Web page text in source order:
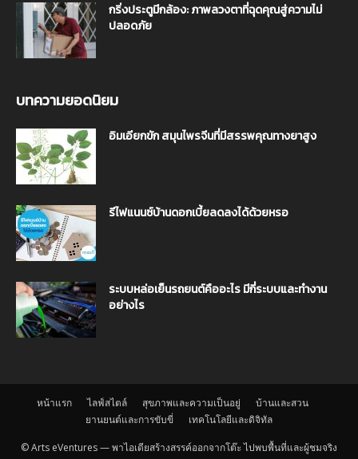
กริ่งประตูมีกล้อง: ภาพลวงตาที่ฉุดคุณสู่ความไม่
ปลอดภัย
บทความยอดนิยม
อิมเอียกขัก สมุนไพรจีนที่มีสรรพคุณทางยาสูง
รีไฟแนนซ์บ้านดอกเบี้ยลดลงได้ด้วยหรอ
ระบบหล่อเย็นรถยนต์คืออะไร มีกี่ระบบและทำงาน
อย่างไร
หน้าแรก ไลฟ์สไตล์ สุขภาพและความเป็นอยู่
บ้านและสวน
ยานยนต์และการขับขี่
เทคโนโลยีและดิจิทัล
© Arts eVentures — พาไอเดียสร้างสรรค์ออกจากโต๊ะ ไปพบพื้นที่และผู้ชมจริง